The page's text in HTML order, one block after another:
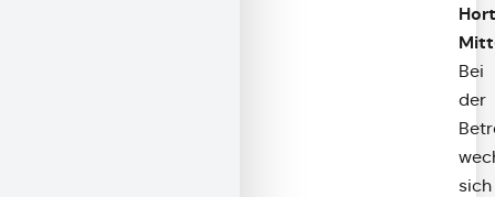
Hort
Bei
der
sich